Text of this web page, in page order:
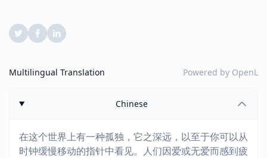
Multilingual Translation Powered by OpenL
Chinese
在这个世界上有一种孤独，它之深远，以至于你可以从
时钟缓慢移动的指针中看见。人们因爱或无爱而感到疲